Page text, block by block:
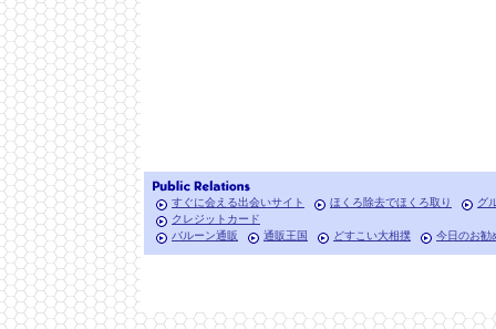
すぐに会える出会いサイト ほくろ除去でほくろ取り
グ
クレジットカード
バルーン通販
通販王国 どすこい大相撲 今日のお勧